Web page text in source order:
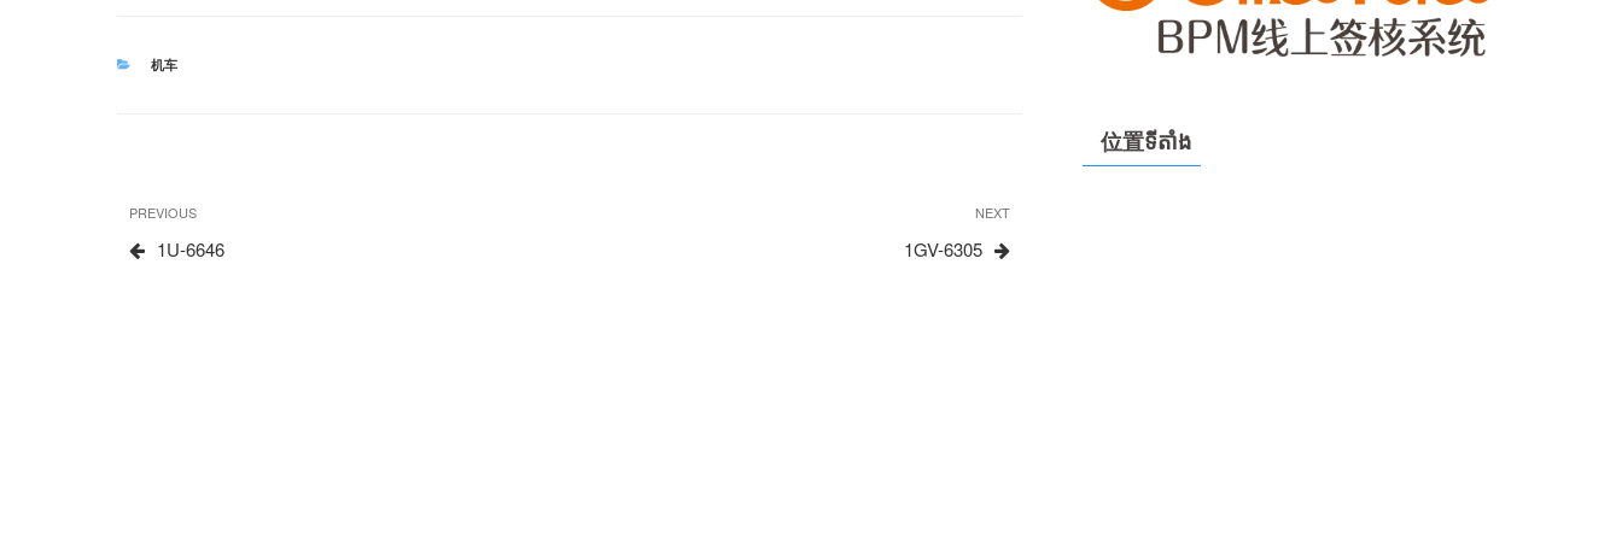
CATEGORIES
机车
文
章
Previous
Post
PREVIOUS
1U-6646
Next
Post
NEXT
1GV-6305
位置ទីតាំង